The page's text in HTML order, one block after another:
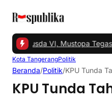
Musda VI, Mustopa
Kota TangerangPolitik
Beranda/Politik/KPU Tunda
KPU Tunda